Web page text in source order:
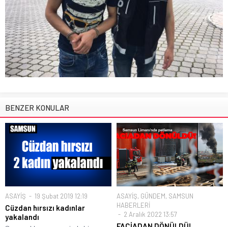
BENZER KONULAR
ASAYİŞ 19 Şubat 2019 12:19
Cüzdan hırsızı kadınlar
yakalandı
ASAYİŞ, GÜNDEM, SAMSUN
HABERLERİ
2 Aralık 2022 13:57